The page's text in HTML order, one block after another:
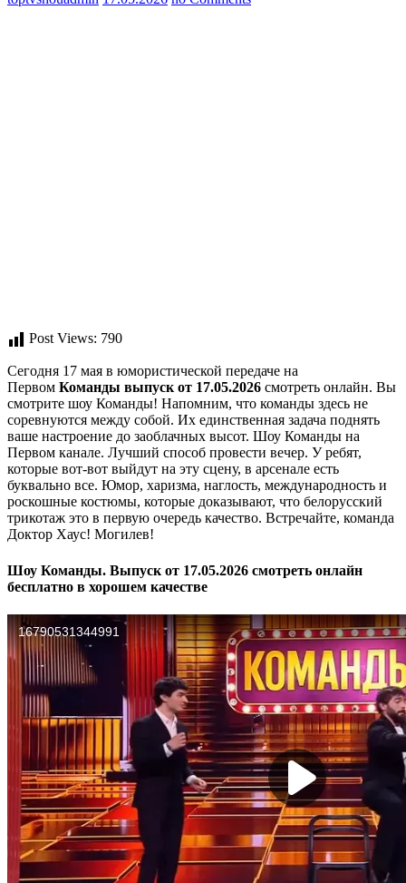
Post Views: 790
Сегодня 17 мая в юмористической передаче на
Первом Команды выпуск от 17.05.2026 смотреть онлайн. Вы
смотрите шоу Команды! Напомним, что команды здесь не
соревнуются между собой. Их единственная задача поднять
ваше настроение до заоблачных высот. Шоу Команды на
Первом канале. Лучший способ провести вечер. У ребят,
которые вот-вот выйдут на эту сцену, в арсенале есть
буквально все. Юмор, харизма, наглость, международность и
роскошные костюмы, которые доказывают, что белорусский
трикотаж это в первую очередь качество. Встречайте, команда
Доктор Хаус! Могилев!
Шоу Команды. Выпуск от 17.05.2026 смотреть онлайн
бесплатно в хорошем качестве